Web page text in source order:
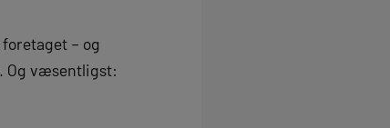
– og
Og væsentligst: